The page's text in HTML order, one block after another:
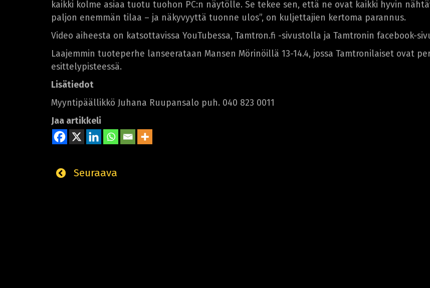
kaikki kolme asiaa tuotu tuohon PC:n näytölle. Se tekee sen, että ne ovat kaikki hyvin
paljon enemmän tilaa – ja näkyvyyttä tuonne ulos”, on kuljettajien kertoma parannus.
Video aiheesta on katsottavissa YouTubessa, Tamtron.fi -sivustolla ja Tamtronin facebook-
Laajemmin tuoteperhe lanseerataan Mansen Mörinöillä 13-14.4, jossa Tamtronilaiset ovat
esittelypisteessä.
Lisätiedot
Myyntipäällikkö Juhana Ruupansalo puh. 040 823 0011
Jaa artikkeli
Seuraava